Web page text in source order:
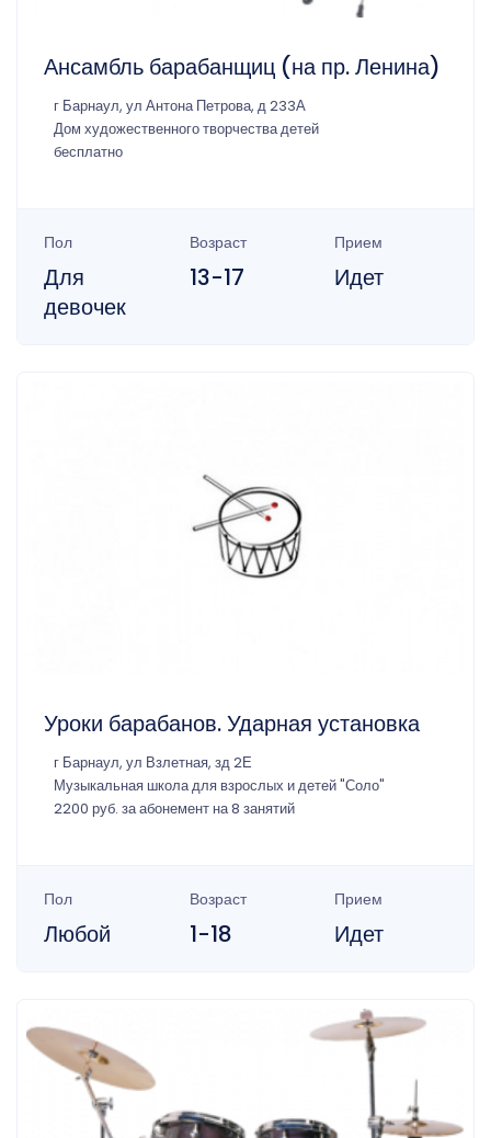
Ансамбль барабанщиц (на пр. Ленина)
г Барнаул, ул Антона Петрова, д 233А
Дом художественного творчества детей
бесплатно
Пол
Для
девочек
Возраст
13-17
Прием
Идет
Уроки барабанов. Ударная установка
г Барнаул, ул Взлетная, зд 2Е
Музыкальная школа для взрослых и детей "Соло"
2200 руб. за абонемент на 8 занятий
Пол
Любой
Возраст
1-18
Прием
Идет